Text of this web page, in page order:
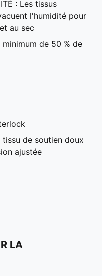
: Les tissus
l'humidité pour
au sec
de 50 % de
de soutien doux
ajustée
LA